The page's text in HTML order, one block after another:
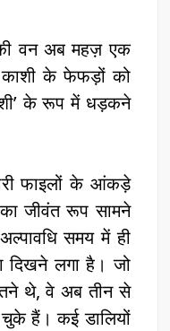
वन अब महज़ एक
काशी के फेफड़ों को
के रूप में धड़कने
फाइलों के आंकड़े
जीवंत रूप सामने
समय में ही
दिखने लगा है। जो
थे, वे अब तीन से
चुके हैं। कई डालियों